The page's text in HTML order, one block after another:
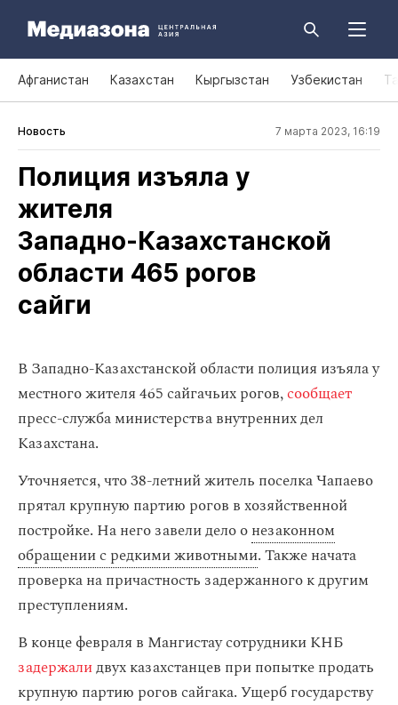
Афганистан Казахстан Кыргызстан Узбекистан
Новость 7 марта 2023, 16:19
Полиция изъяла у
жителя
Западно‑Казахстанской
области 465 рогов
сайги
В Западно-Казахстанской области полиция изъяла у
местного жителя 465 сайгачьих рогов,сообщает
пресс-служба министерства внутренних дел
Казахстана.
Уточняется, что 38-летний житель поселка Чапаево
прятал крупную партию рогов в хозяйственной
постройке. На него завели дело онезаконном
обращении с редкими животными. Также начата
проверка на причастность задержанного к другим
преступлениям.
В конце февраля в Мангистау сотрудники КНБ
задержалидвух казахстанцев при попытке продать
крупную партию рогов сайгака. Ущерб государству